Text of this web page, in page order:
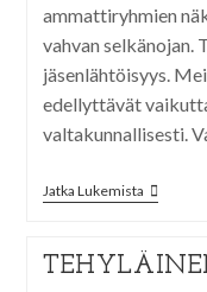
ammattiryhmien
vahvan selkänojan.
jäsenlähtöisyys.
edellyttävät
valtakunnallisesti.
Jatka Lukemista